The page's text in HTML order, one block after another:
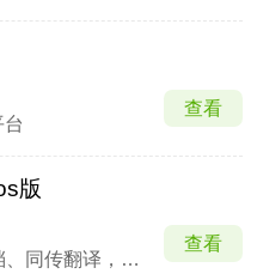
查看
版
文本、拍照、文档、同传翻译，支持英语日语韩语等多语种
查看